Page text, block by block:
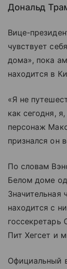
Дональд
Вице-
чувствует
дома», пока
находится в
«Я не
как сегодня,
персонаж
признался он
По словам
Белом доме
Значительная
находится с
госсекретарь
Пит Хегсет и
Официальный